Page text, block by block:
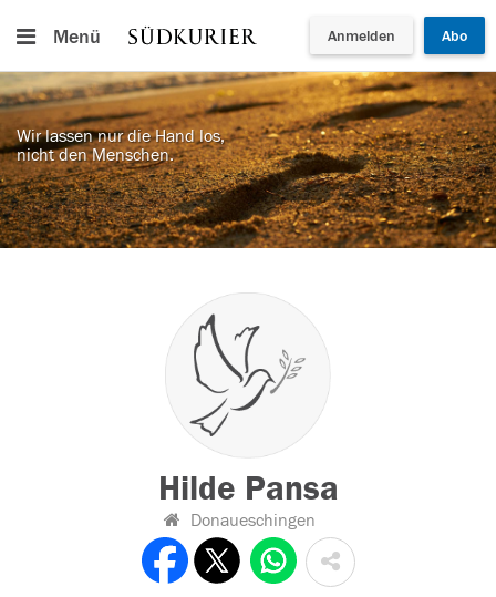
Menü Anmelden Abo
Wir lassen nur die Hand los,
nicht den Menschen.
Hilde Pansa
Donaueschingen